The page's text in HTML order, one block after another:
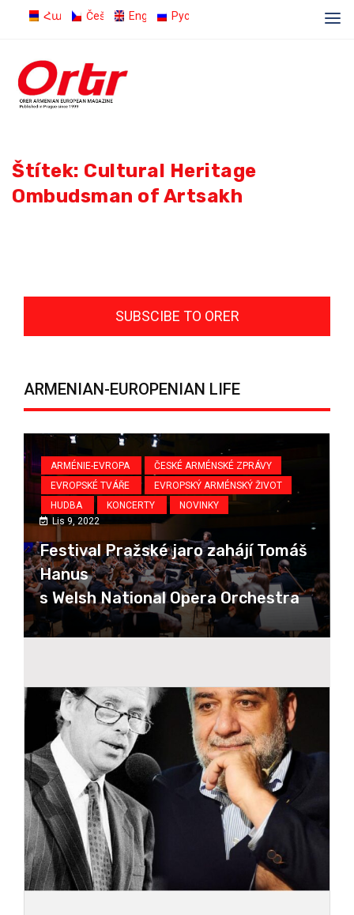
ՀայերենČeština English Русский
Štítek: Cultural Heritage
Ombudsman of Artsakh
SUBSCIBE TO ORER
ARMENIAN-EUROPENIAN LIFE
ARMÉNIE-EVROPA
ČESKÉ ARMÉNSKÉ ZPRÁVY
EVROPSKÉ TVÁŘE
EVROPSKÝ ARMÉNSKÝ ŽIVOT
HUDBA
KONCERTY
NOVINKY
Lis 9, 2022
Festival Pražské jaro zahájí Tomáš
Hanus
s Welsh National Opera Orchestra